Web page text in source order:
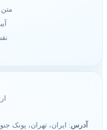
متن
آدرس: ایران، تهران، پونک